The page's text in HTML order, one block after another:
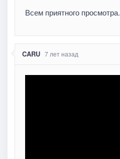
Всем приятного просмотра.
CARU 7 лет назад